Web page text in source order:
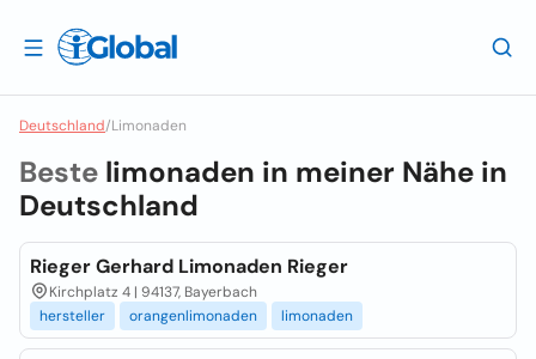
Deutschland/Limonaden
Beste limonaden in meiner Nähe in
Deutschland
Rieger Gerhard Limonaden Rieger
Kirchplatz 4 | 94137, Bayerbach
hersteller
orangenlimonaden limonaden